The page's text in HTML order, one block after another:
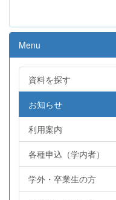
Menu
資料を探す
お知らせ
利用案内
各種申込（学内者）
学外・卒業生の方